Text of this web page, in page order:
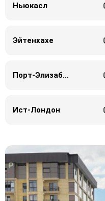
Ньюкасл
Эйтенхахе
Порт-Элизабет
Ист-Лондон